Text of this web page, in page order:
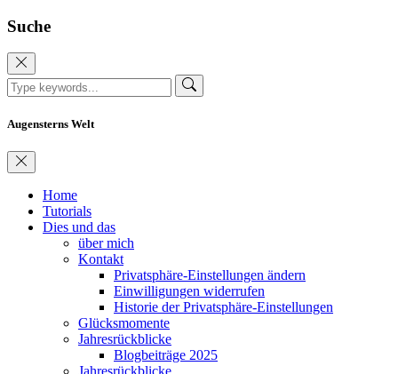
Suche
Augensterns Welt
Home
Tutorials
Dies und das
über mich
Kontakt
Privatsphäre-Einstellungen ändern
Einwilligungen widerrufen
Historie der Privatsphäre-Einstellungen
Glücksmomente
Jahresrückblicke
Blogbeiträge 2025
Jahresrückblicke